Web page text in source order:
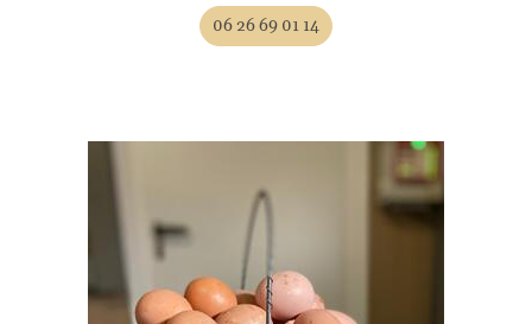
Rejoignez-
06 26 69 01 14